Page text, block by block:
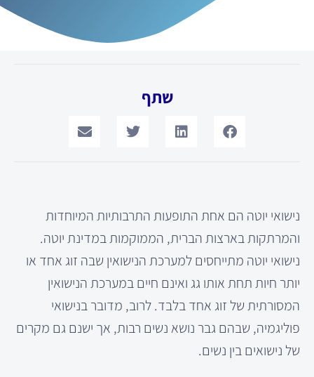
שתף
נישואי יוטה הם אחת התופעות התרבותיות המיוחדות
והמרתקות בארצות הברית, הממוקמות במדינת יוטה.
נישואי יוטה מתייחסים למערכת הנישואין שבה זוג אחד או
יותר חיות תחת אותו גג ואינם חיים במערכת הנישואין
המסורתית של זוג אחד בלבד. לרוב, מדובר בנישואי
פוליגמיה, שבהם גבר נושא נשים רבות, אך ישנם גם מקרים
של נישואים בין נשים.